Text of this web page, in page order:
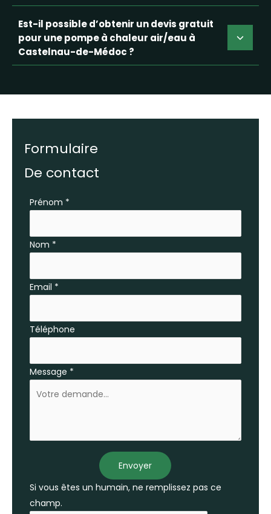
Est-il possible d’obtenir un devis gratuit
pour une pompe à chaleur air/eau à
Castelnau-de-Médoc ?
Formulaire
De contact
Formulaire
téléphone
Prénom *
Nom *
Email *
Téléphone
Message *
Envoyer
Si vous êtes un humain, ne remplissez pas ce
champ.